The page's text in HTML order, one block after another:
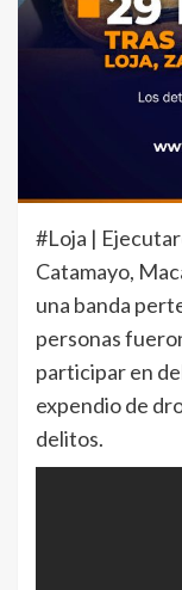
#Loja |
Catamayo,
una banda
personas
participar en
expendio de
delitos.